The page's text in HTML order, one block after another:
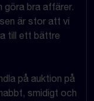
göra bra affärer.
är stor att vi
till ett bättre
på auktion på
smidigt och